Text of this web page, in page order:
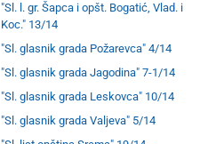
"Sl. l. gr. Šapca i opšt. Bogatić, Vlad. i
Koc." 13/14
"Sl. glasnik grada Požarevca" 4/14
"Sl. glasnik grada Jagodina" 7-1/14
"Sl. glasnik grada Leskovca" 10/14
"Sl. glasnik grada Valjeva" 5/14